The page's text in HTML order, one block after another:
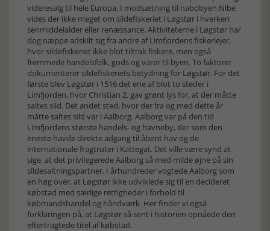
videresalg til hele Europa. I modsætning til nabobyen Nibe
vides der ikke meget om sildefiskeriet i Løgstør i hverken
senmiddelalder eller renæssance. Aktiviteterne i Løgstør har
dog næppe adskilt sig fra andre af Limfjordens fiskerlejer,
hvor sildefiskeriet ikke blot tiltrak fiskere, men også
fremmede handelsfolk, gods og varer til byen. To faktorer
dokumenterer sildefiskeriets betydning for Løgstør. For det
første blev Løgstør i 1516 det ene af blot to steder i
Limfjorden, hvor Christian 2. gav grønt lys for, at der måtte
saltes sild. Det andet sted, hvor der fra og med dette år
måtte saltes sild var i Aalborg. Aalborg var på den tid
Limfjordens største handels- og havneby, der som den
eneste havde direkte adgang til åbent hav og de
internationale fragtruter i Kattegat. Det ville være synd at
sige, at det privilegerede Aalborg så med milde øjne på sin
sildesaltningspartner. I århundreder vogtede Aalborg som
en høg over, at Løgstør ikke udviklede sig til en decideret
købstad med særlige rettigheder i forhold til
købmandshandel og håndværk. Her finder vi også
forklaringen på, at Løgstør så sent i historien opnåede den
eftertragtede titel af købstad.